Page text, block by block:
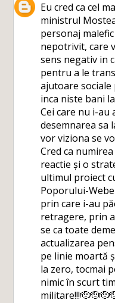
Eu cred ca cel
ministrul
personaj
nepotrivit, care
sens negativ in
pentru a le
ajutoare sociale
inca niste bani
Cei care nu i-au
desemnarea sa
vor viziona se
Cred ca
reactie și o
ultimul proiect
Poporului-
prin care i-au
retragere, prin
se ca toate
actualizarea
pe linie moartă
la zero, tocmai
nimic în scurt